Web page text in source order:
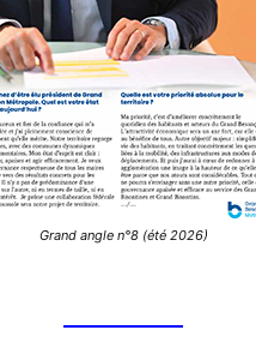
Grand angle n°8 (été 2026)